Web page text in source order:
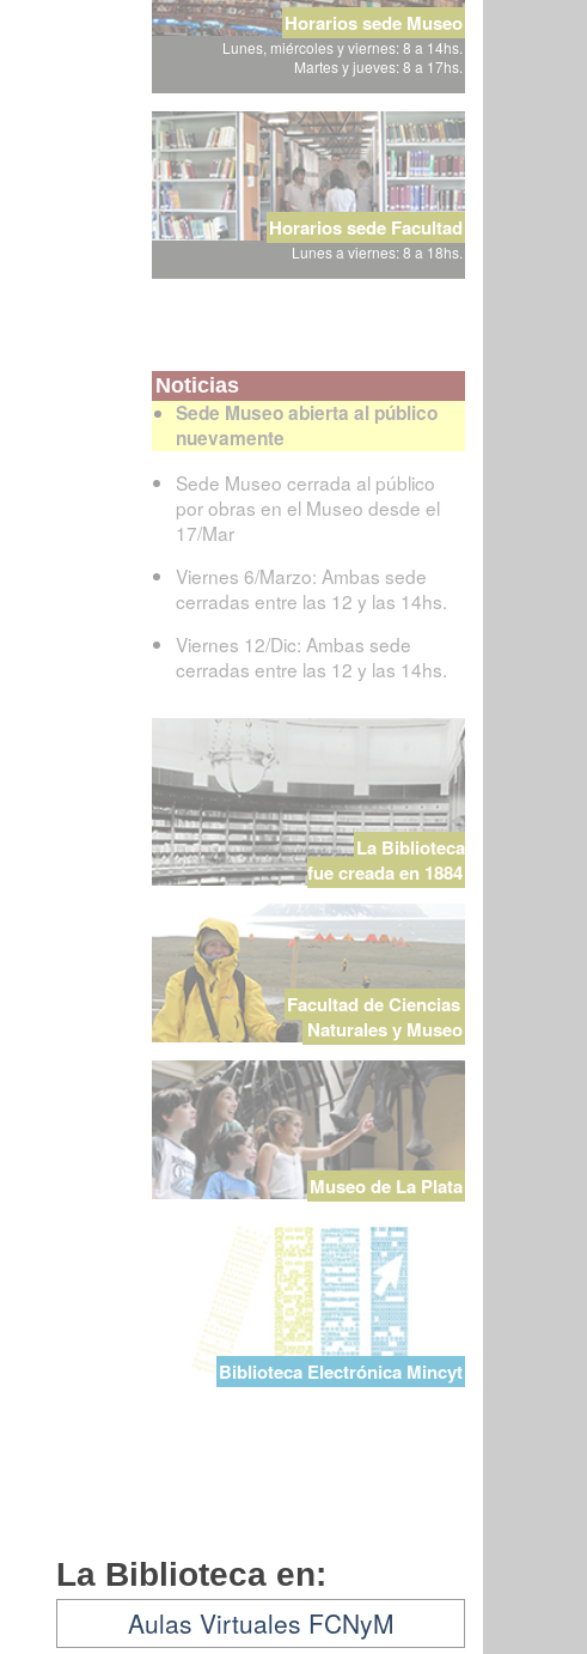
Horarios sede Museo
Lunes, miércoles y viernes: 8 a 14hs.
Martes y jueves: 8 a 17hs.
Horarios sede Facultad
Lunes a viernes: 8 a 18hs.
Noticias
Sede Museo abierta al público
nuevamente
Sede Museo cerrada al público
por obras en el Museo desde el
17/Mar
Viernes 6/Marzo: Ambas sede
cerradas entre las 12 y las 14hs.
Viernes 12/Dic: Ambas sede
cerradas entre las 12 y las 14hs.
La Biblioteca
fue creada en 1884
Facultad de Ciencias
Naturales y Museo
Museo de La Plata
Biblioteca Electrónica Mincyt
La Biblioteca en:
Aulas Virtuales FCNyM